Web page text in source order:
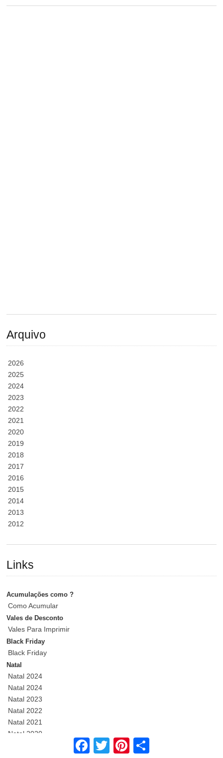
Arquivo
2026
2025
2024
2023
2022
2021
2020
2019
2018
2017
2016
2015
2014
2013
2012
Links
Acumulações como ?
Como Acumular
Vales de Desconto
Vales Para Imprimir
Black Friday
Black Friday
Natal
Natal 2024
Natal 2024
Natal 2023
Natal 2022
Natal 2021
Natal 2020
Descontos - Promoções - Folhetos
Facebook Twitter Pinterest